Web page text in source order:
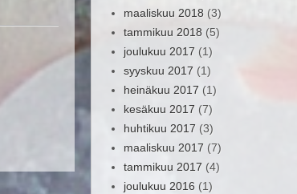
maaliskuu 2018 (3)
tammikuu 2018 (5)
joulukuu 2017 (1)
syyskuu 2017 (1)
heinäkuu 2017 (1)
kesäkuu 2017 (7)
huhtikuu 2017 (3)
maaliskuu 2017 (7)
tammikuu 2017 (4)
joulukuu 2016 (1)